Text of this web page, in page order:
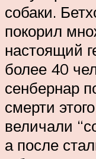
собаки.
покорил
настоящий
более 40
сенбернар
смерти
величали
а после